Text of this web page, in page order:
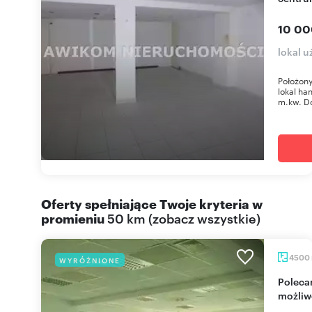
10
lokal
lokal
m.kw.
Oferty spełniające Twoje kryteria w
promieniu50 km (zobacz wszystkie)
WYRÓŻNIONE 4500
Polecam nowoczesny biurowiec 4 500 m² z